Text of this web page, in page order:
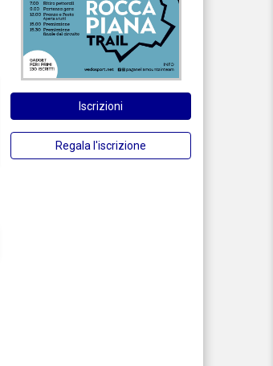
Iscrizioni
Regala l'iscrizione